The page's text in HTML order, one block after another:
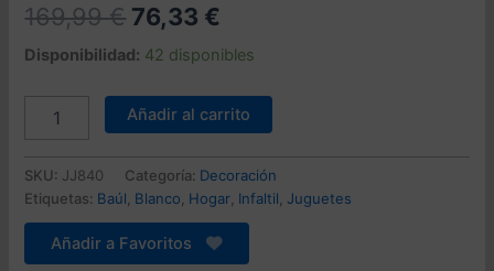
169,99€ El
precio
original
era:
169,99 €.
76,33 €
precio
actual
es:
76,33 €.
Disponibilidad: 42 disponibles
INFANTIL
JUGUETES
COLOR
GRI58
Añadir al carrito
SKU: JJ840 Categoría: Decoración
Etiquetas: Baúl, Blanco, Hogar, Infaltil,Juguetes
Añadir a Favoritos